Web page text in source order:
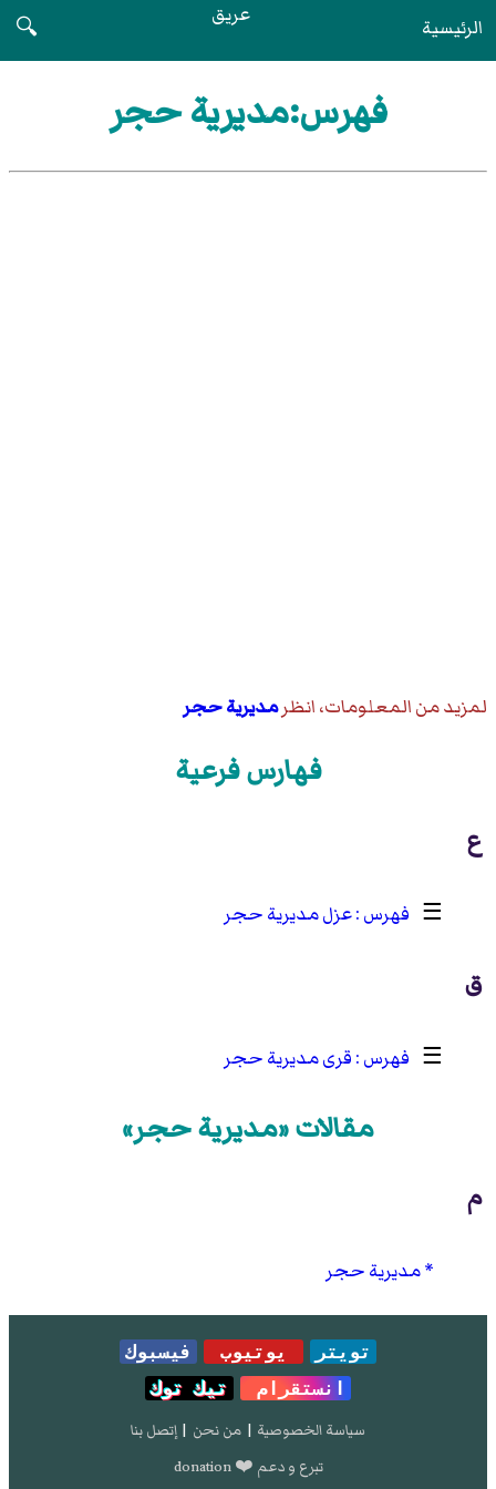
الرئيسية عريق
🔍
فهرس:مديرية حجر
لمزيد من المعلومات، انظرمديرية حجر
فهارس فرعية
ع
☰ عزل مديرية حجر
ق
☰ قرى مديرية حجر
مقالات «مديرية حجر»
م
مديرية حجر
تويتر يوتيوب
فيسبوك
انستقرام
تيك توك
سياسة الخصوصية | من نحن | إتصل بنا
تبرع و دعم ❤️ donation